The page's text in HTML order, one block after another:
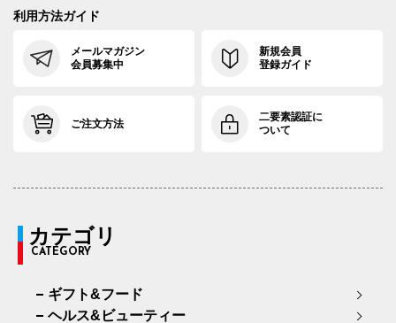
利用方法ガイド
メールマガジン
会員募集中
新規会員
登録ガイド
ご注文方法
二要素認証に
ついて
カテゴリ
CATEGORY
ギフト&フード
ヘルス&ビューティー